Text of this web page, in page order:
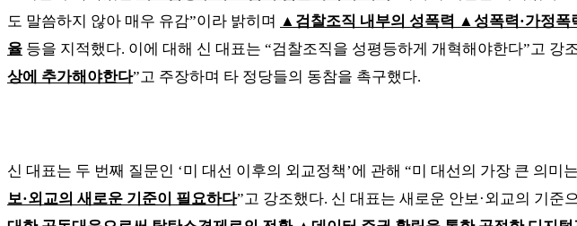
도 말씀하지 않아 매우 유감”이라 밝히며 ▲ 검찰조직 내부의 성폭력 ▲성폭력 ·가정폭
율 등을 지적했다. 이에 대해 신 대표는 “검찰조직을 성평등하게 개혁해야한다”고 강
상에 추가해야한다”고 주장하며 타 정당들의 동참을 촉구했다.
신 대표는 두 번째 질문인 ‘미 대선 이후의 외교정책’에 관해 “미 대선의 가장 큰 의미
보·외교의 새로운 기준이 필요하다”고 강조했다. 신 대표는 새로운 안보·외교의 기준